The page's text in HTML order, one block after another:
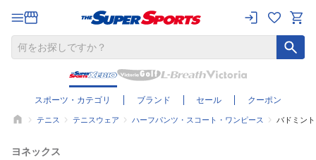
スポーツ・カテゴリ ブランド セール クーポン
テニス テニスウェア ハーフパンツ・スコート・ワンピース バドミン
ヨネックス